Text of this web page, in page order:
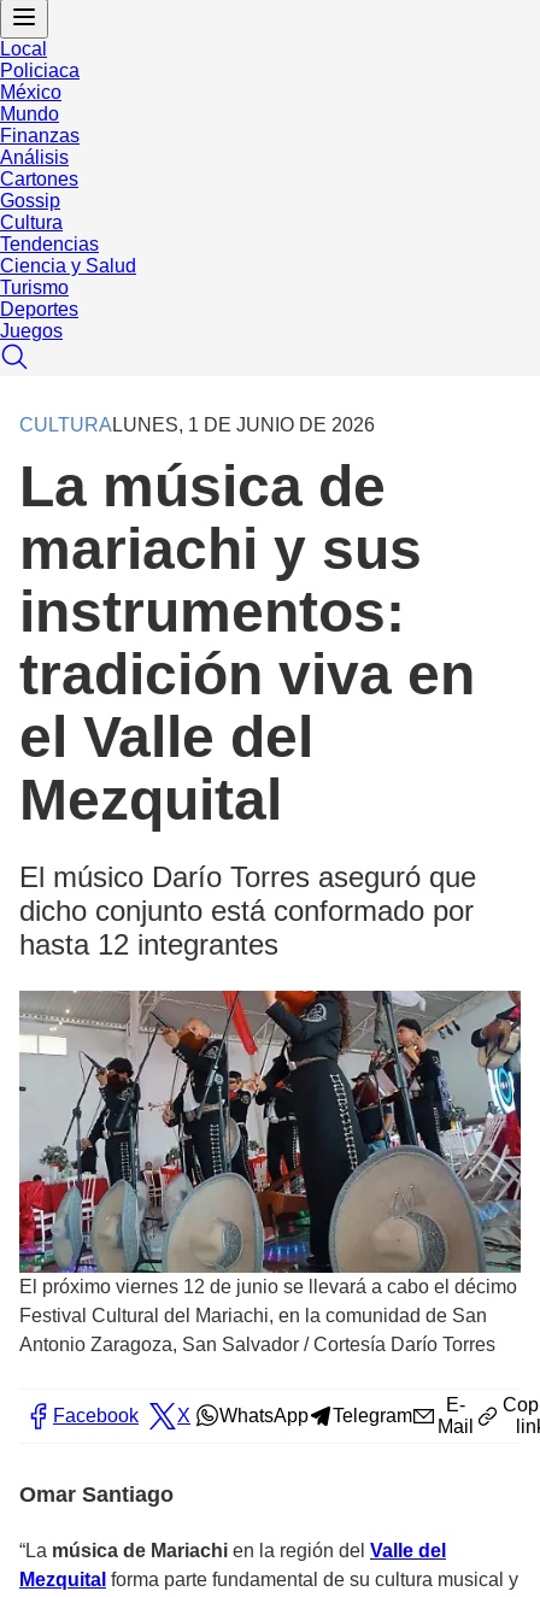
Local
Policiaca
México
Mundo
Finanzas
Análisis
Cartones
Gossip
Cultura
Tendencias
Ciencia y Salud
Turismo
Deportes
Juegos
CULTURA LUNES, 1 DE JUNIO DE 2026
La música de
mariachi y sus
instrumentos:
tradición viva en
el Valle del
Mezquital
El músico Darío Torres aseguró que
dicho conjunto está conformado por
hasta 12 integrantes
El próximo viernes 12 de junio se llevará a cabo el décimo
Festival Cultural del Mariachi, en la comunidad de San
Antonio Zaragoza, San Salvador /Cortesía Darío Torres
Facebook X WhatsApp Telegram
E-
Mail
Omar Santiago
“La música de Mariachi en la región del Valle del
Mezquital forma parte fundamental de su cultura musical y